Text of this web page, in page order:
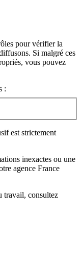
pour vérifier la
Si malgré ces
vous pouvez
:
est strictement
inexactes ou une
agence France
travail, consultez